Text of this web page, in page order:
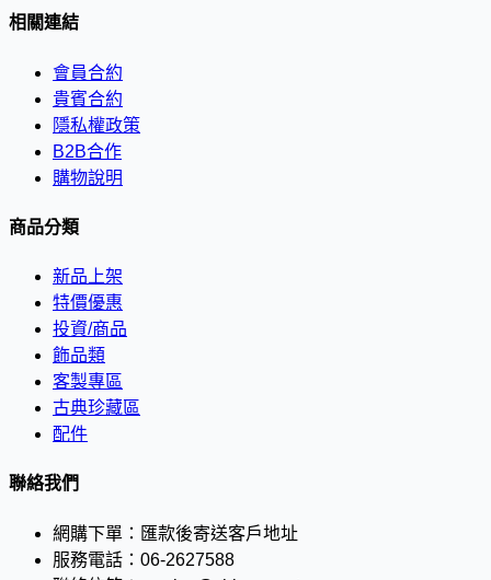
相關連結
會員合約
貴賓合約
隱私權政策
B2B合作
購物說明
商品分類
新品上架
特價優惠
投資/商品
飾品類
客製專區
古典珍藏區
配件
聯絡我們
網購下單： 匯款後寄送客戶地址
服務電話： 06-2627588